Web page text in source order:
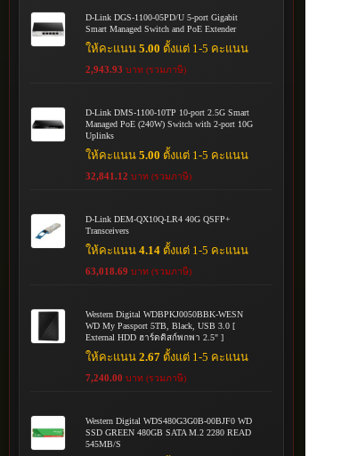
D-Link DGS-1100-05PD/U 5-port Gigabit
Smart Managed Switch and PoE Extender
ให้คะแนน5.00 ตั้งแต่ 1-5 คะแนน
2,943.93 บาท (รวมภาษี)
D-Link DMS-1100-10TP 10-port 2.5G Smart
Managed PoE (240W) Switch with 2-port 10G
Uplinks
ให้คะแนน5.00 ตั้งแต่ 1-5 คะแนน
32,841.12 บาท (รวมภาษี)
D-Link DEM-QX10Q-LR4 40G QSFP+
Transceivers
ให้คะแนน4.14 ตั้งแต่ 1-5 คะแนน
63,018.69 บาท (รวมภาษี)
Western Digital WDBPKJ0050BBK-WESN
WD My Passport 5TB, Black, USB 3.0 [
External HDD ฮาร์ดดิสก์พกพา 2.5" ]
ให้คะแนน2.67 ตั้งแต่ 1-5 คะแนน
7,240.00 บาท (รวมภาษี)
Western Digital WDS480G3G0B-00BJF0 WD
SSD GREEN 480GB SATA M.2 2280 READ
545MB/S